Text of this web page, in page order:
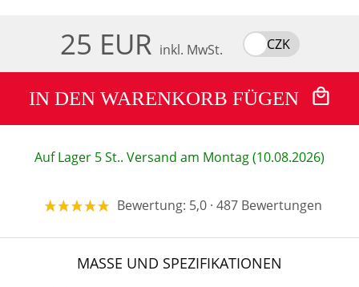
25 EUR inkl. MwSt. CZK
IN DEN WARENKORB FÜGEN
Auf Lager 5 St.. Versand am Montag (10.08.2026)
Bewertung: 5,0 · 487 Bewertungen
MASSE UND SPEZIFIKATIONEN